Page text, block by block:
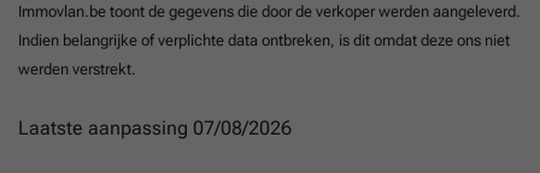
Immovlan.be toont de gegevens die door de verkoper werden aangeleverd.
Indien belangrijke of verplichte data ontbreken, is dit omdat deze ons niet
werden verstrekt.
Laatste aanpassing 07/08/2026